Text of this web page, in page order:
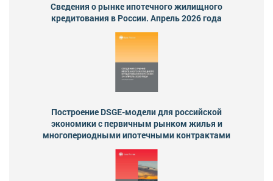
Сведения о рынке ипотечного жилищного
кредитования в России. Апрель 2026 года
Построение DSGE-модели для российской
экономики с первичным рынком жилья и
многопериодными ипотечными контрактами